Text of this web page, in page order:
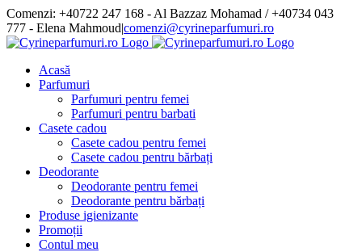
Skip
to
content
Comenzi: +40722 247 168 - Al Bazzaz Mohamad / +40734 043
777 - Elena Mahmoud|comenzi@cyrineparfumuri.ro
Facebook
Acasă
Parfumuri
Parfumuri pentru femei
Parfumuri pentru barbati
Casete cadou
Casete cadou pentru femei
Casete cadou pentru bărbați
Deodorante
Deodorante pentru femei
Deodorante pentru bărbați
Produse igienizante
Promoții
Contul meu